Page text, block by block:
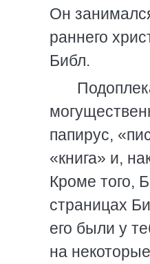
Он
раннего
Библ.
папирус,
«книга» и,
Кроме того,
страницах
его были у
на